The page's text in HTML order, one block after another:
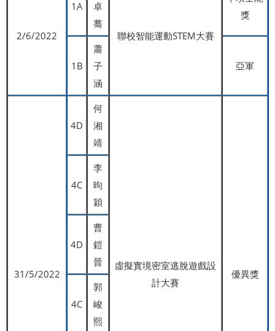
2/6/2022
1A
卓
蕎
聯校智能運動STEM大賽
獎
1B
蕭
子
涵
亞軍
31/5/2022
4D
何
湘
靖
虛擬實境密室逃脫遊戲設
計大賽
優異獎
4C
李
昫
穎
4D
曹
鎧
晉
4C
郭
峻
熙